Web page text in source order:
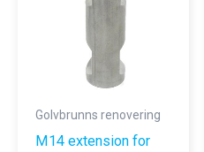
Golvbrunns renovering
M14 extension for